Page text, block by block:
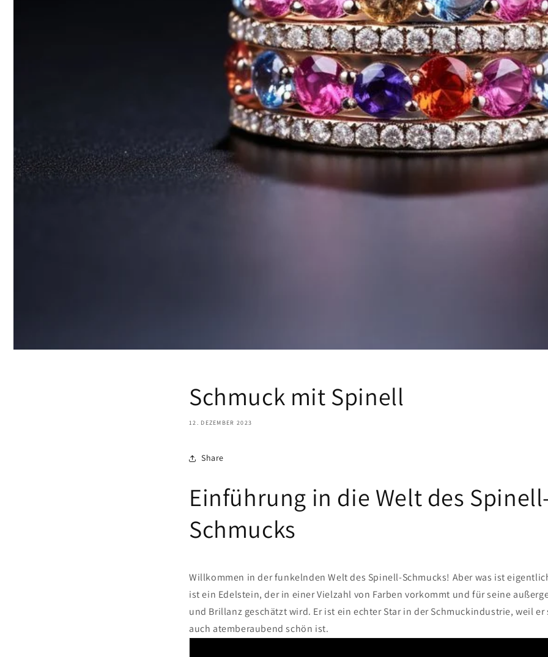
Schmuck mit Spinell
12. DEZEMBER 2023
Share
Einführung in die Welt des
Schmucks
Willkommen in der funkelnden Welt des Spinell-Schmucks! Aber was ist
ist ein Edelstein, der in einer Vielzahl von Farben vorkommt und für seine
und Brillanz geschätzt wird. Er ist ein echter Star in der Schmuckindustrie, weil
auch atemberaubend schön ist.